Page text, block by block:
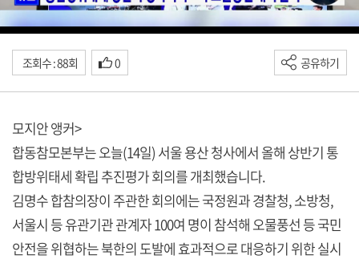
조회수 : 88회 0 공유하기
모지안 앵커>
합동참모본부는 오늘(14일) 서울 용산 청사에서 올해 상반기 통
합방위태세 확립 추진평가 회의를 개최했습니다.
김명수 합참의장이 주관한 회의에는 국정원과 경찰청, 소방청,
서울시 등 유관기관 관계자 100여 명이 참석해 오물풍선 등 국민
안전을 위협하는 북한의 도발에 효과적으로 대응하기 위한 실시